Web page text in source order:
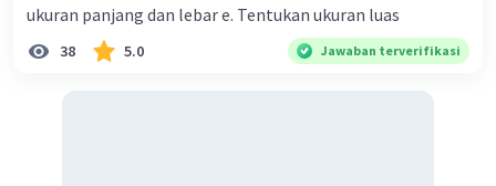
ukuran panjang dan lebar e. Tentukan ukuran luas
38 5.0 Jawaban terverifikasi